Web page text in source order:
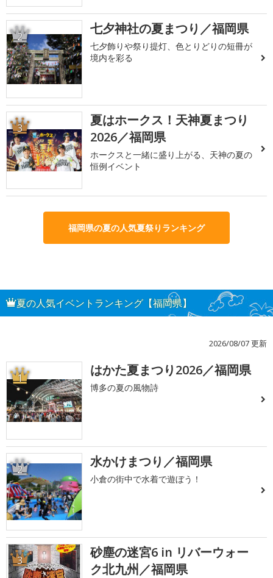
2 七夕神社の夏まつり／福岡県
七夕飾りや祭り提灯、色とりどりの短冊が
境内を彩る
3
夏はホークス！天神夏まつり
2026／福岡県
ホークスと一緒に盛り上がる、天神の夏の
恒例イベント
福岡県の夏の人気夏祭りランキング
夏の人気イベントランキング【福岡県】
2026/08/07 更新
1 はかた夏まつり2026／福岡県
博多の夏の風物詩
2 水かけまつり／福岡県
小倉の街中で水着で遊ぼう！
3
砂塵の迷宮6 in リバーウォー
ク北九州／福岡県